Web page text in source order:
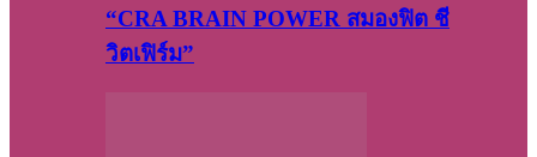
“CRA BRAIN POWER สมองฟิต ชี
วิตเฟิร์ม”